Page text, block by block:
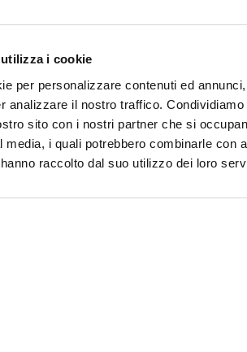
i cookie
per personalizzare contenuti ed
analizzare il nostro traffico.
sito con i nostri partner che si
media, i quali potrebbero combinarle con
raccolto dal suo utilizzo dei loro